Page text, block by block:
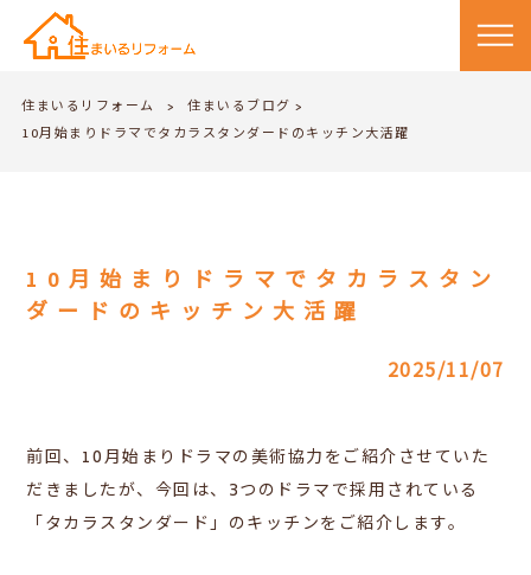
住まいるリフォーム > 住まいるブログ >
10月始まりドラマでタカラスタンダードのキッチン大活躍
10月始まりドラマでタカラスタン
ダードのキッチン大活躍
2025/11/07
前回、10月始まりドラマの美術協力をご紹介させていた
だきましたが、今回は、3つのドラマで採用されている
「タカラスタンダード」のキッチンをご紹介します。